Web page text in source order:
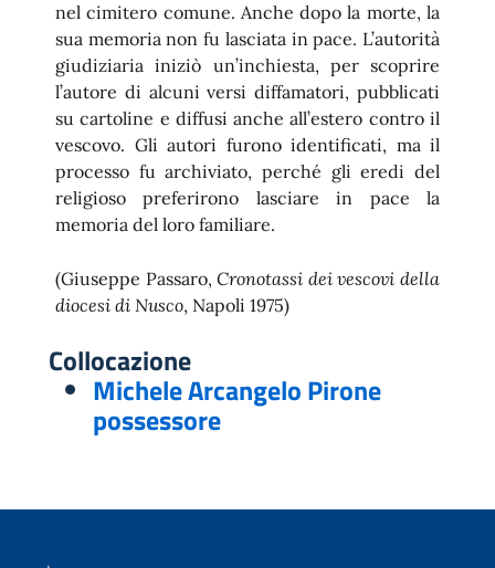
nel cimitero comune. Anche dopo la morte, la
sua memoria non fu lasciata in pace. L’autorità
giudiziaria iniziò un’inchiesta, per scoprire
l’autore di alcuni versi diffamatori, pubblicati
su cartoline e diffusi anche all’estero contro il
vescovo. Gli autori furono identificati, ma il
processo fu archiviato, perché gli eredi del
religioso preferirono lasciare in pace la
memoria del loro familiare.
(Giuseppe Passaro,Cronotassi dei vescovi della
diocesi di Nusco, Napoli 1975)
Collocazione
Michele Arcangelo Pirone
possessore